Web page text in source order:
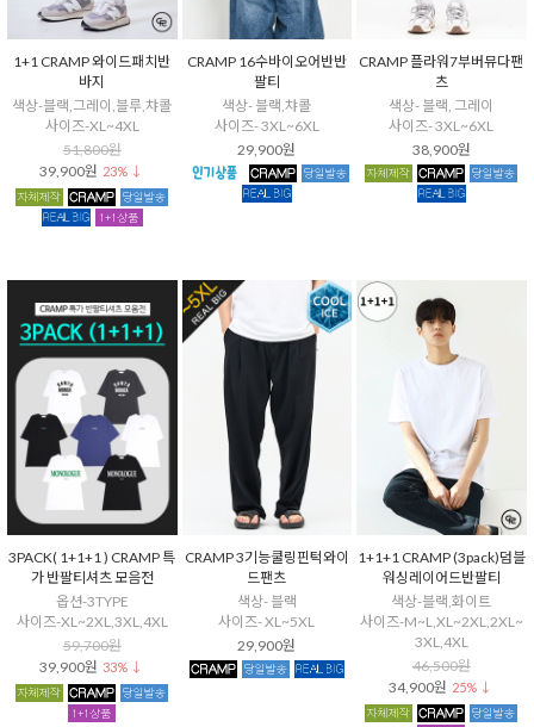
1+1 CRAMP 와이드패치반
바지
색상-블랙,그레이,블루,챠콜
사이즈-XL~4XL
51,800원
39,900원 23% ↓
CRAMP 16수바이오어반반
팔티
색상- 블랙,챠콜
사이즈- 3XL~6XL
29,900원
CRAMP 플라워7부버뮤다팬
츠
색상- 블랙, 그레이
사이즈- 3XL~6XL
38,900원
3PACK( 1+1+1 ) CRAMP 특
가 반팔티셔츠 모음전
옵션-3TYPE
사이즈-XL~2XL,3XL,4XL
59,700원
39,900원 33% ↓
CRAMP 3기능쿨링핀턱와이
드팬츠
색상- 블랙
사이즈- XL~5XL
29,900원
1+1+1 CRAMP (3pack)덤블
워싱레이어드반팔티
색상-블랙,화이트
사이즈-M~L,XL~2XL,2XL~
3XL,4XL
46,500원
34,900원 25% ↓